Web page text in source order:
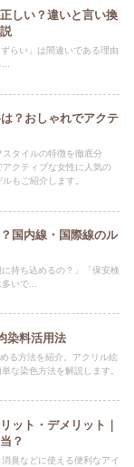
しい？違いと言い換
らい」は間違いである理由
...
？おしゃれでアクテ
タイルの特徴を徹底分
クティブな女性に人気の
もご紹介します。
国内線・国際線のル
持ち込めるの？」「保安検
いで...
染料活用法
る方法を紹介。アクリル絵
な染色方法を解説します。
ット・デメリット｜
？
臭などに使える便利なアイ